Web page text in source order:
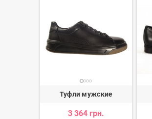
Туфли мужские
3 364 грн.